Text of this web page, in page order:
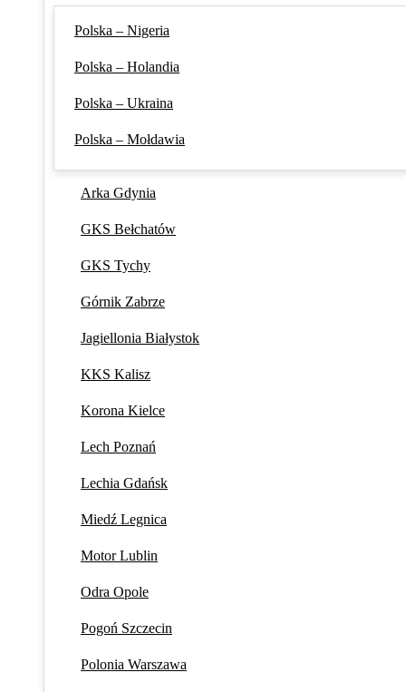
Polska – Nigeria
Polska – Holandia
Polska – Ukraina
Polska – Mołdawia
Arka Gdynia
GKS Bełchatów
GKS Tychy
Górnik Zabrze
Jagiellonia Białystok
KKS Kalisz
Korona Kielce
Lech Poznań
Lechia Gdańsk
Miedź Legnica
Motor Lublin
Odra Opole
Pogoń Szczecin
Polonia Warszawa